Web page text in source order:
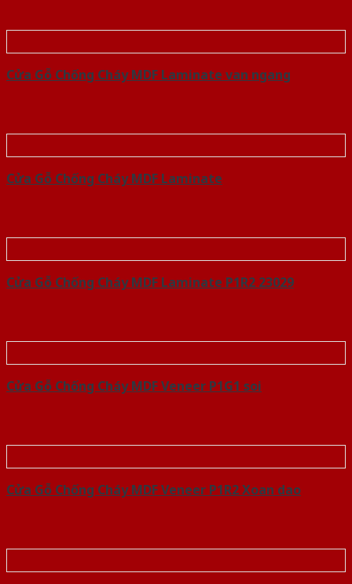
Cửa Gỗ Chống Cháy MDF Laminate van ngang
Cửa Gỗ Chống Cháy MDF Laminate
Cửa Gỗ Chống Cháy MDF Laminate P1R2 23029
Cửa Gỗ Chống Cháy MDF Veneer P1G1 soi
Cửa Gỗ Chống Cháy MDF Veneer P1R2 Xoan dao